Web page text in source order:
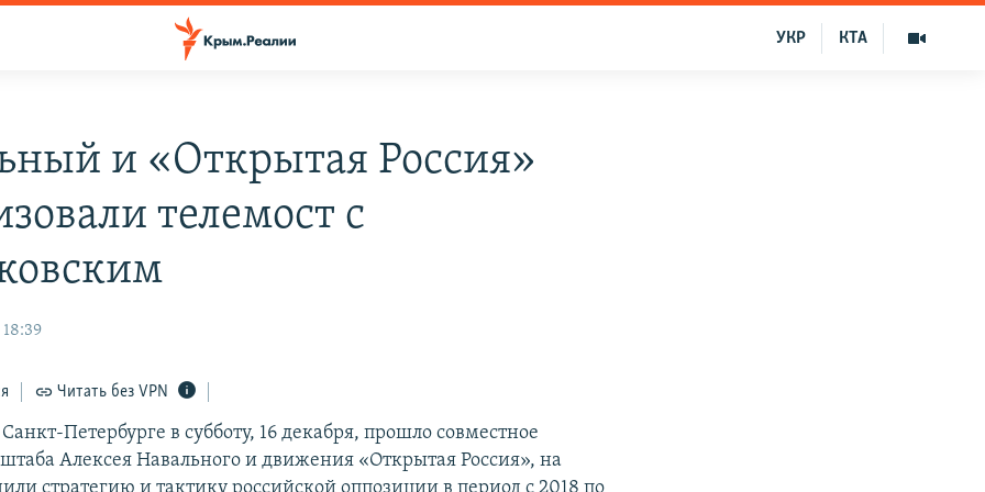
КТА
УКР
и «Открытая Россия»
телемост с
18:39
Читать без VPN
Петербурге в субботу, 16 декабря, прошло совместное
Алексея Навального и движения «Открытая Россия», на